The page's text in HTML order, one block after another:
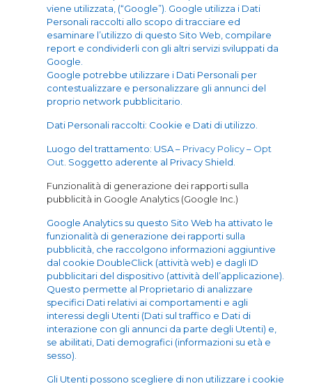
viene utilizzata, (“Google”). Google utilizza i Dati
Personali raccolti allo scopo di tracciare ed
esaminare l’utilizzo di questo Sito Web, compilare
report e condividerli con gli altri servizi sviluppati da
Google.
Google potrebbe utilizzare i Dati Personali per
contestualizzare e personalizzare gli annunci del
proprio network pubblicitario.
Dati Personali raccolti: Cookie e Dati di utilizzo.
Luogo del trattamento: USA – Privacy Policy– Opt
Out . Soggetto aderente al Privacy Shield.
Funzionalità di generazione dei rapporti sulla
pubblicità in Google Analytics (Google Inc.)
Google Analytics su questo Sito Web ha attivato le
funzionalità di generazione dei rapporti sulla
pubblicità, che raccolgono informazioni aggiuntive
dal cookie DoubleClick (attività web) e dagli ID
pubblicitari del dispositivo (attività dell’applicazione).
Questo permette al Proprietario di analizzare
specifici Dati relativi ai comportamenti e agli
interessi degli Utenti (Dati sul traffico e Dati di
interazione con gli annunci da parte degli Utenti) e,
se abilitati, Dati demografici (informazioni su età e
sesso).
Gli Utenti possono scegliere di non utilizzare i cookie